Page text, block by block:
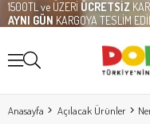
1500TL ve ÜZERİ ÜCRETSİZ
AYNI GÜN KARGOYA TESLİM
Anasayfa Açılacak Ürünler